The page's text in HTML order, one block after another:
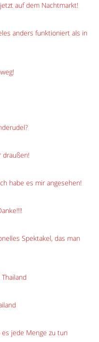
auf dem Nachtmarkt!
anders funktioniert als in
draußen!
habe es mir angesehen!
Spektakel, das man
es jede Menge zu tun